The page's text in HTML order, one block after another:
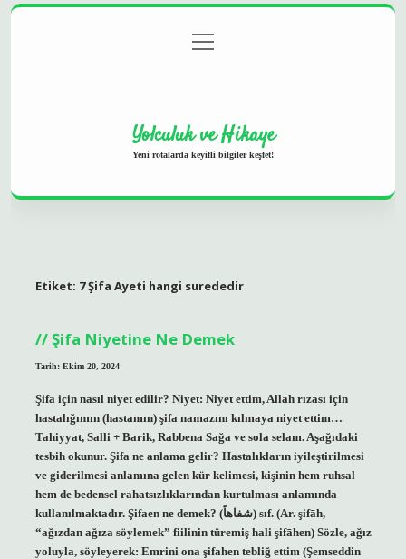
Gizlilik Politikası
menüyü
aç
Yolculuk ve Hikaye
Yeni rotalarda keyifli bilgiler keşfet!
Etiket: 7 Şifa Ayeti hangi surededir
Şifa Niyetine Ne Demek
Tarih: Ekim 20, 2024
Şifa için nasıl niyet edilir? Niyet: Niyet ettim, Allah rızası için
hastalığımın (hastamın) şifa namazını kılmaya niyet ettim…
Tahiyyat, Salli + Barik, Rabbena Sağa ve sola selam. Aşağıdaki
tesbih okunur. Şifa ne anlama gelir? Hastalıkların iyileştirilmesi
ve giderilmesi anlamına gelen kür kelimesi, kişinin hem ruhsal
hem de bedensel rahatsızlıklarından kurtulması anlamında
kullanılmaktadır. Şifaen ne demek? (ﺷﻔﺎﻫﺎً) sıf. (Ar. şifāh,
“ağızdan ağıza söylemek” fiilinin türemiş hali şifāhen) Sözle, ağız
yoluyla, söyleyerek: Emrini ona şifahen tebliğ ettim (Şemseddin